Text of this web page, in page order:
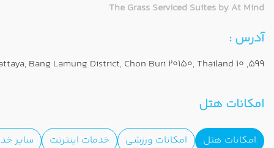
The Grass Serviced Suites by At Mind
آدرس :
599, 10 หมู่ที่ 10 S Pattaya Rd, Muang Pattaya, Bang Lamung District, Chon Buri 20150, Thailand
امکانات هتل
امکانات هتل امکانات ورزشی خدمات اینترنت سایر